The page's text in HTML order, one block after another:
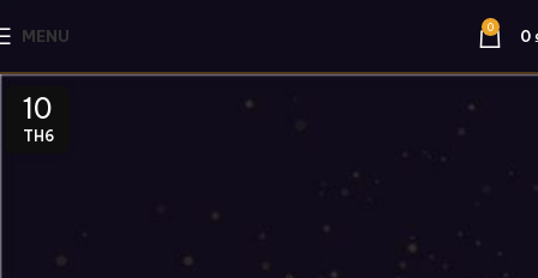
MENU 0 0
10
TH6